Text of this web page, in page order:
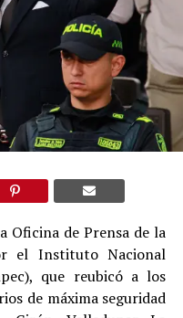
Oficina de Prensa de la
el Instituto Nacional
que reubicó a los
de máxima seguridad